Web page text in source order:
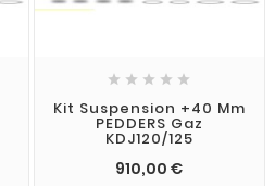
    
Kit Suspension +40 Mm
PEDDERS Gaz
KDJ120/125
910,00 €Prix